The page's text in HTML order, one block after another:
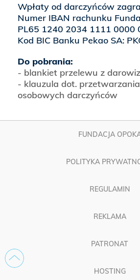
Wpłaty od darczyńców
Numer IBAN rachunku
PL65 1240 2034 1111 0000
Kod BIC Banku Pekao SA:
Do pobrania:
- blankiet przelewu z
- klauzula dot.
osobowych darczyńców
FUNDACJA
POLITYKA
REGULAMIN
REKLAMA
PATRONAT
HOSTING